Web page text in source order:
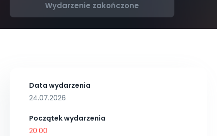
Wydarzenie zakończone
Data wydarzenia
24.07.2026
Początek wydarzenia
20:00